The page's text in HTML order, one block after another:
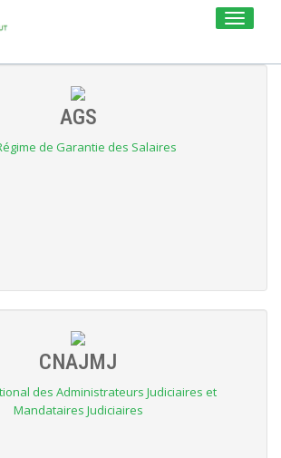
Toggle
AGS
de Garantie des Salaires
CNAJMJ
des Administrateurs Judiciaires et
Mandataires Judiciaires